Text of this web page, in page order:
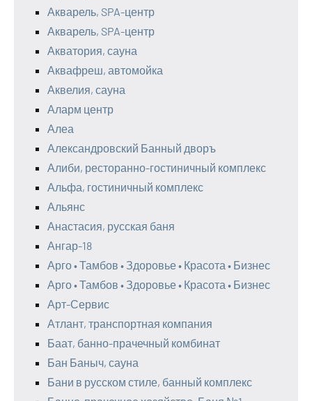
Акварель, SPA-центр
Акварель, SPA-центр
Акватория, сауна
Аквафреш, автомойка
Аквелия, сауна
Аларм центр
Алеа
Александровский Банный дворъ
Алиби, ресторанно-гостиничный комплекс
Альфа, гостиничный комплекс
Альянс
Анастасия, русская баня
Ангар-18
Арго • Тамбов • Здоровье • Красота • Бизнес
Арго • Тамбов • Здоровье • Красота • Бизнес
Арт-Сервис
Атлант, транспортная компания
Баат, банно-прачечный комбинат
Бан Баныч, сауна
Бани в русском стиле, банный комплекс